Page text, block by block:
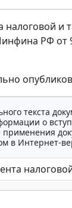
налоговой и
РФ от
текста
о
в Интернет-